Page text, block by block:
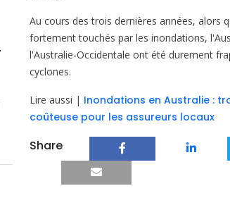
Au cours des trois dernières années, alors
fortement touchés par les inondations,
l'Australie-Occidentale ont été durement
cyclones.
Lire aussi | Inondations en Australie :
coûteuse pour les assureurs locaux
Share